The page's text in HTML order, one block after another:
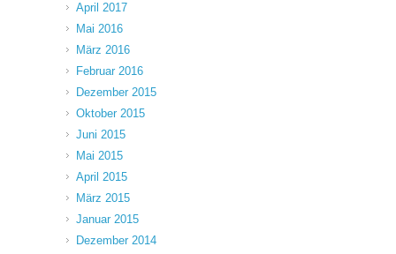
April 2017
Mai 2016
März 2016
Februar 2016
Dezember 2015
Oktober 2015
Juni 2015
Mai 2015
April 2015
März 2015
Januar 2015
Dezember 2014